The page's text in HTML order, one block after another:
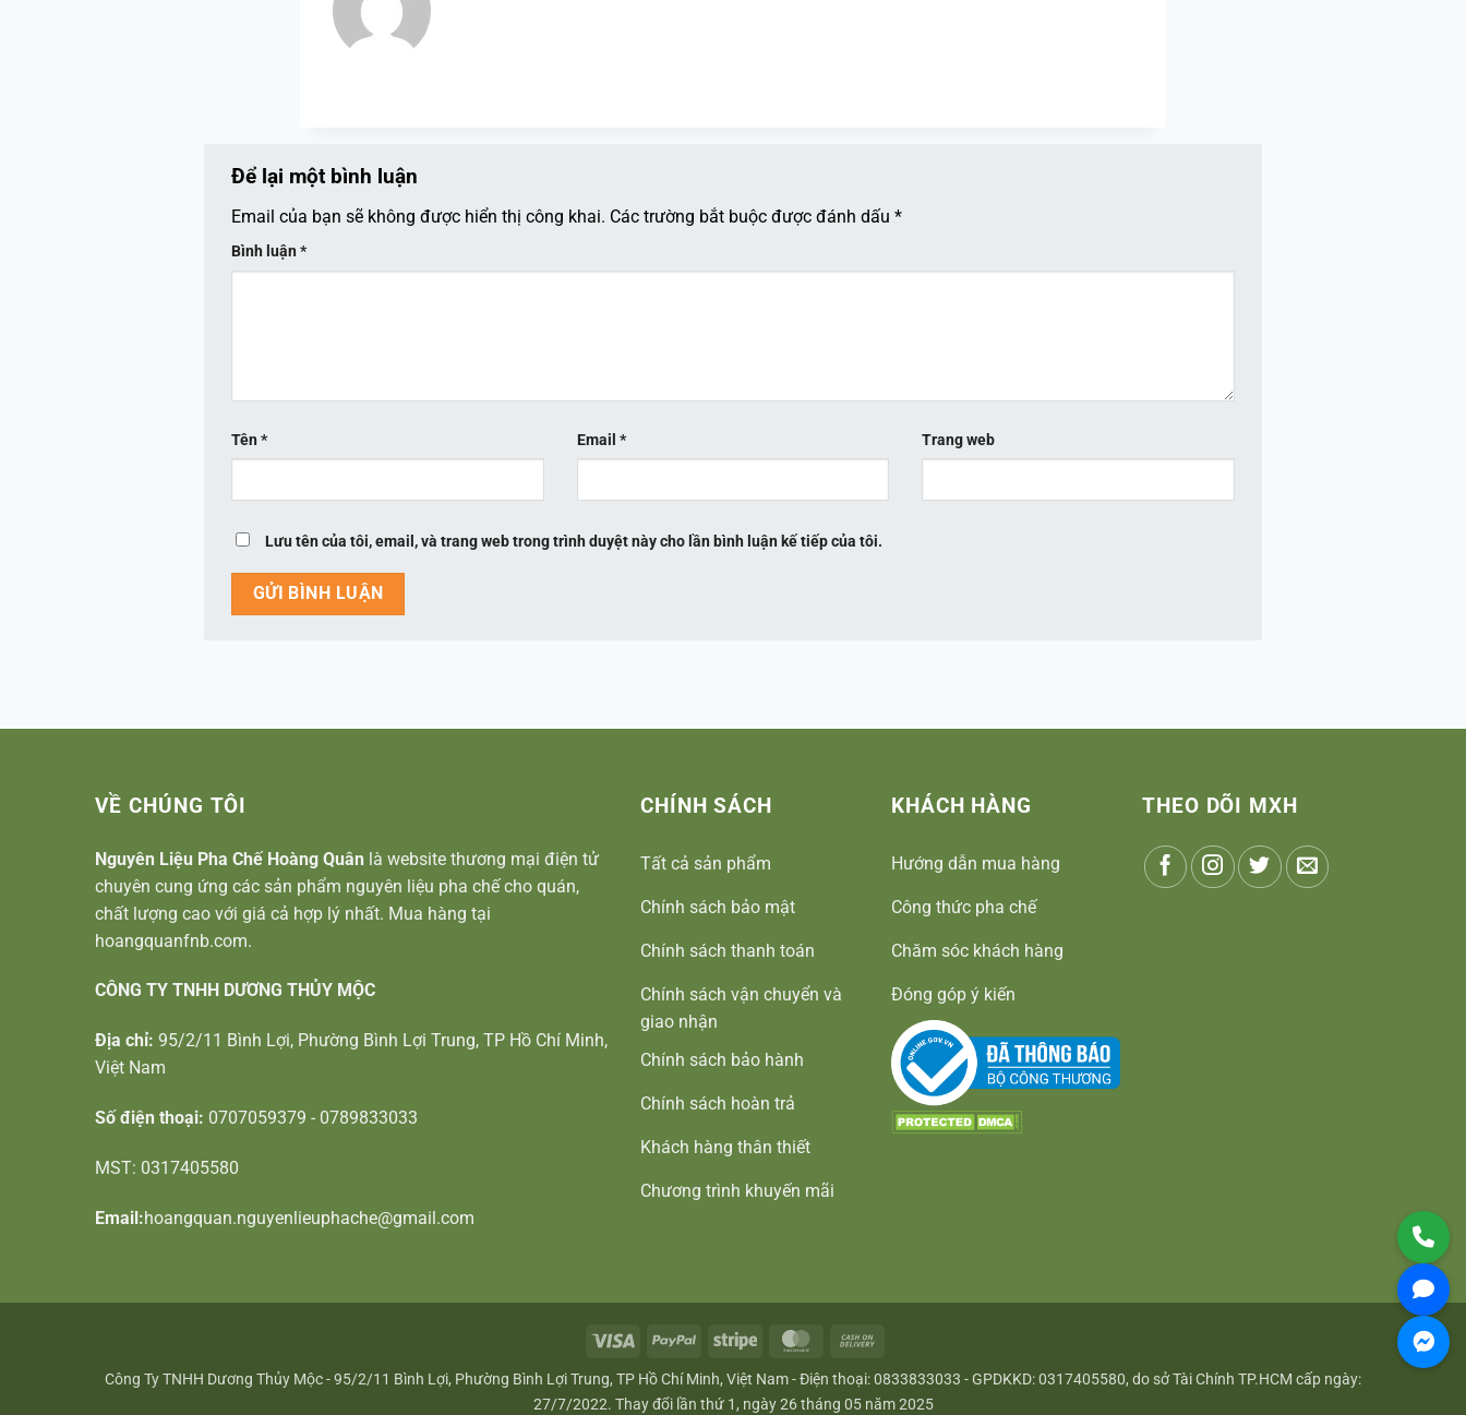
Để lại một bình luận
Email của bạn sẽ không được hiển thị công khai. Các trường bắt buộc được đánh dấu *
Bình luận*
Tên* Email * Trang web
Lưu tên của tôi, email, và trang web trong trình duyệt này cho lần bình luận kế tiếp của tôi.
VỀ CHÚNG TÔI
Nguyên Liệu Pha Chế Hoàng Quân là website thương mại điện tử
chuyên cung ứng các sản phẩm nguyên liệu pha chế cho quán,
chất lượng cao với giá cả hợp lý nhất. Mua hàng tại
hoangquanfnb.com.
CÔNG TY TNHH DƯƠNG THỦY MỘC
Địa chỉ: 95/2/11 Bình Lợi, Phường Bình Lợi Trung, TP Hồ Chí Minh,
Việt Nam
Số điện thoại: 0707059379 - 0789833033
MST: 0317405580
Email:hoangquan.nguyenlieuphache@gmail.com
CHÍNH SÁCH
Tất cả sản phẩm
Chính sách bảo mật
Chính sách thanh toán
Chính sách vận chuyển và
giao nhận
Chính sách bảo hành
Chính sách hoàn trả
Khách hàng thân thiết
Chương trình khuyến mãi
KHÁCH HÀNG
Hướng dẫn mua hàng
Công thức pha chế
Chăm sóc khách hàng
Đóng góp ý kiến
THEO DÕI MXH
Visa PayPal Stripe MasterCard
Delivery
Công Ty TNHH Dương Thủy Mộc - 95/2/11 Bình Lợi, Phường Bình Lợi Trung, TP Hồ Chí Minh, Việt Nam - Điện thoại: 0833833033 - GPDKKD: 0317405580, do sở Tài Chính TP.HCM cấp ngày:
27/7/2022. Thay đổi lần thứ 1, ngày 26 tháng 05 năm 2025